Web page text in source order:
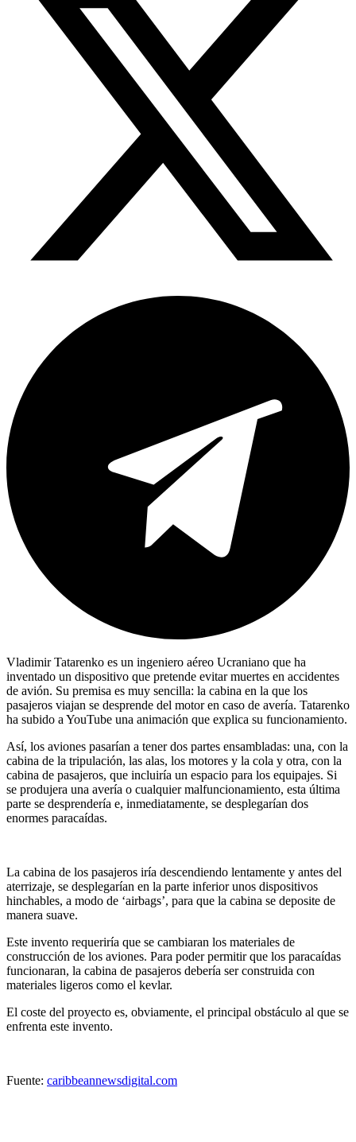
Vladimir Tatarenko es un ingeniero aéreo Ucraniano que ha
inventado un dispositivo que pretende evitar muertes en accidentes
de avión. Su premisa es muy sencilla: la cabina en la que los
pasajeros viajan se desprende del motor en caso de avería. Tatarenko
ha subido a YouTube una animación que explica su funcionamiento.
Así, los aviones pasarían a tener dos partes ensambladas: una, con la
cabina de la tripulación, las alas, los motores y la cola y otra, con la
cabina de pasajeros, que incluiría un espacio para los equipajes. Si
se produjera una avería o cualquier malfuncionamiento, esta última
parte se desprendería e, inmediatamente, se desplegarían dos
enormes paracaídas.
La cabina de los pasajeros iría descendiendo lentamente y antes del
aterrizaje, se desplegarían en la parte inferior unos dispositivos
hinchables, a modo de ‘airbags’, para que la cabina se deposite de
manera suave.
Este invento requeriría que se cambiaran los materiales de
construcción de los aviones. Para poder permitir que los paracaídas
funcionaran, la cabina de pasajeros debería ser construida con
materiales ligeros como el kevlar.
El coste del proyecto es, obviamente, el principal obstáculo al que se
enfrenta este invento.
Fuente: caribbeannewsdigital.com